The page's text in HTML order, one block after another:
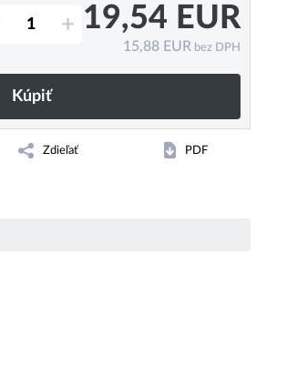
+ 19,54 EUR
15,88 EUR bez DPH
Kúpiť
Zdieľať PDF